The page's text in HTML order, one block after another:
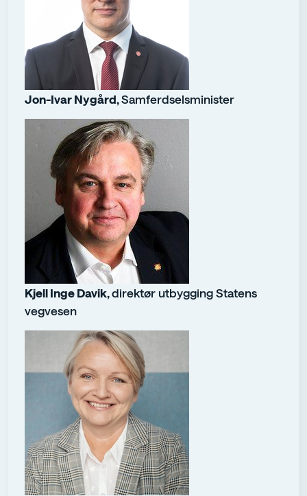
Jon-Ivar Nygård,Samferdselsminister
Kjell Inge Davik,direktør utbygging Statens
vegvesen